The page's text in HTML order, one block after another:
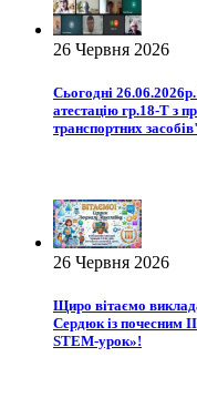
26 Червня 2026
Сьогодні
атестацію гр.18-Т з
транспортних
26 Червня 2026
Щиро вітаємо
Сердюк із почесним
STEM-урок»!